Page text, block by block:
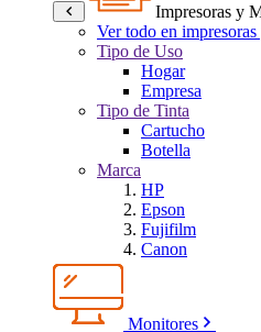
Impresoras y
Ver todo en
Tipo de Uso
Hogar
Empresa
Tipo de Tinta
Cartucho
Botella
Marca
HP
Epson
Fujifilm
Canon
Monitores